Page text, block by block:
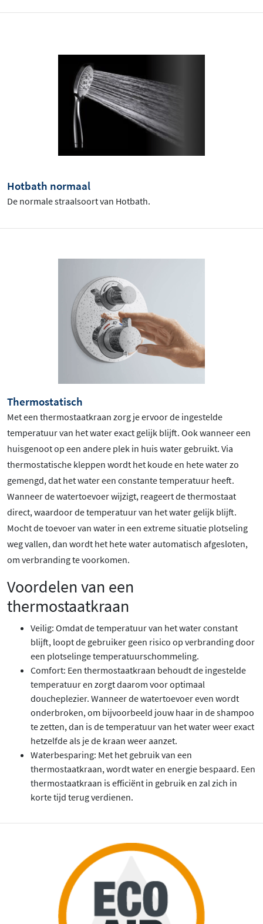
Hotbath normaal
De normale straalsoort van Hotbath.
Thermostatisch
Met een thermostaatkraan zorg je ervoor de ingestelde
temperatuur van het water exact gelijk blijft. Ook wanneer een
huisgenoot op een andere plek in huis water gebruikt. Via
thermostatische kleppen wordt het koude en hete water zo
gemengd, dat het water een constante temperatuur heeft.
Wanneer de watertoevoer wijzigt, reageert de thermostaat
direct, waardoor de temperatuur van het water gelijk blijft.
Mocht de toevoer van water in een extreme situatie plotseling
weg vallen, dan wordt het hete water automatisch afgesloten,
om verbranding te voorkomen.
Voordelen van een
thermostaatkraan
Veilig: Omdat de temperatuur van het water constant
blijft, loopt de gebruiker geen risico op verbranding door
een plotselinge temperatuurschommeling.
Comfort: Een thermostaatkraan behoudt de ingestelde
temperatuur en zorgt daarom voor optimaal
doucheplezier. Wanneer de watertoevoer even wordt
onderbroken, om bijvoorbeeld jouw haar in de shampoo
te zetten, dan is de temperatuur van het water weer exact
hetzelfde als je de kraan weer aanzet.
Waterbesparing: Met het gebruik van een
thermostaatkraan, wordt water en energie bespaard. Een
thermostaatkraan is efficiënt in gebruik en zal zich in
korte tijd terug verdienen.